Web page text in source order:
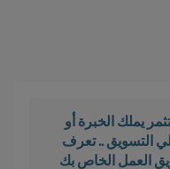
يملك الخبرة أو
التسويق .. تعرف
العمل الخاص بك